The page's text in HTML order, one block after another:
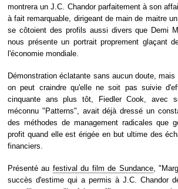
montrera un J.C. Chandor parfaitement à son
à fait remarquable, dirigeant de main de maitre
se côtoient des profils aussi divers que Demi
nous présente un portrait proprement glaçant
l'économie mondiale.
Démonstration éclatante sans aucun doute,
on peut craindre qu'elle ne soit pas suivie
cinquante ans plus tôt, Fiedler Cook, avec
méconnu "Patterns", avait déjà dressé un
des méthodes de management radicales que
profit quand elle est érigée en but ultime des
financiers.
Présenté au festival du film de Sundance,
succès d'estime qui a permis à J.C. Chandor